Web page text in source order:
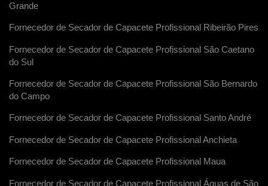
Grande
Fornecedor de Secador de Capacete Profissional Ribeirão Pires
Fornecedor de Secador de Capacete Profissional São Caetano
do Sul
Fornecedor de Secador de Capacete Profissional São Bernardo
do Campo
Fornecedor de Secador de Capacete Profissional Santo André
Fornecedor de Secador de Capacete Profissional Anchieta
Fornecedor de Secador de Capacete Profissional Maua
Fornecedor de Secador de Capacete Profissional Águas de São